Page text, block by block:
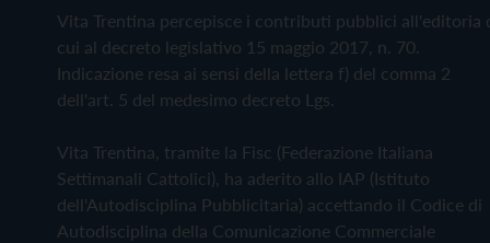
Vita Trentina percepisce i contributi pubblici all'editoria
cui al decreto legislativo 15 maggio 2017, n. 70.
Indicazione resa ai sensi della lettera f) del comma 2
dell'art. 5 del medesimo decreto Lgs.
Vita Trentina, tramite la Fisc (Federazione Italiana
Settimanali Cattolici), ha aderito allo IAP (Istituto
dell'Autodisciplina Pubblicitaria) accettando il Codice di
Autodisciplina della Comunicazione Commerciale